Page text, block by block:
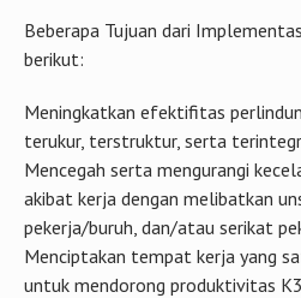
Beberapa Tujuan dari
berikut:
Meningkatkan efektifitas
terukur, terstruktur, serta
Mencegah serta mengurangi
akibat kerja dengan melibatkan
pekerja/buruh, dan/atau serikat
Menciptakan tempat kerja yang
untuk mendorong produktivitas K3